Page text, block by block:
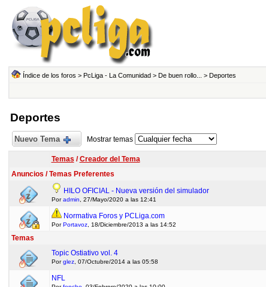
Índice de los foros > PcLiga - La Comunidad> De buen rollo... > Deportes
Deportes
Nuevo Tema Mostrar temas
Temas /Creador del Tema
Anuncios / Temas Preferentes
HILO OFICIAL - Nueva versión del simulador
Poradmin , 27/Mayo/2020 a las 12:41
Normativa Foros y PCLiga.com
PorPortavoz, 18/Diciembre/2013 a las 14:52
Temas
Topic Ostiativo vol. 4
Porglez, 07/Octubre/2014 a las 05:58
NFL